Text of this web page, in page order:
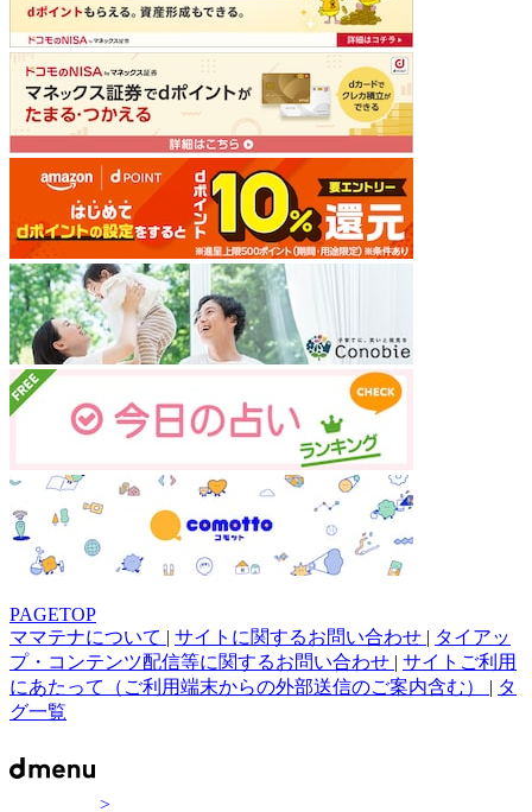
PAGETOP
ママテナについて | サイトに関するお問い合わせ | タイアッ
プ・コンテンツ配信等に関するお問い合わせ | サイトご利用
にあたって（ご利用端末からの外部送信のご案内含む） | タ
グ一覧
>